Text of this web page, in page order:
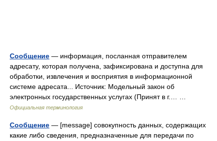
Сообщение — информация, посланная отправителем
адресату, которая получена, зафиксирована и доступна для
обработки, извлечения и восприятия в информационной
системе адресата... Источник: Модельный закон об
электронных государственных услугах (Принят в г.… …
Официальная терминология
Сообщение — [message] совокупность данных, содержащих
какие либо сведения, предназначенные для передачи по